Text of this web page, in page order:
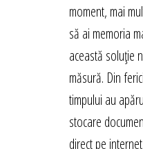
moment, mai
să ai memoria
această soluție
măsură. Din
timpului au
stocare
direct pe